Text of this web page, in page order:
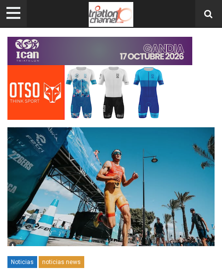
Noticias noticias news